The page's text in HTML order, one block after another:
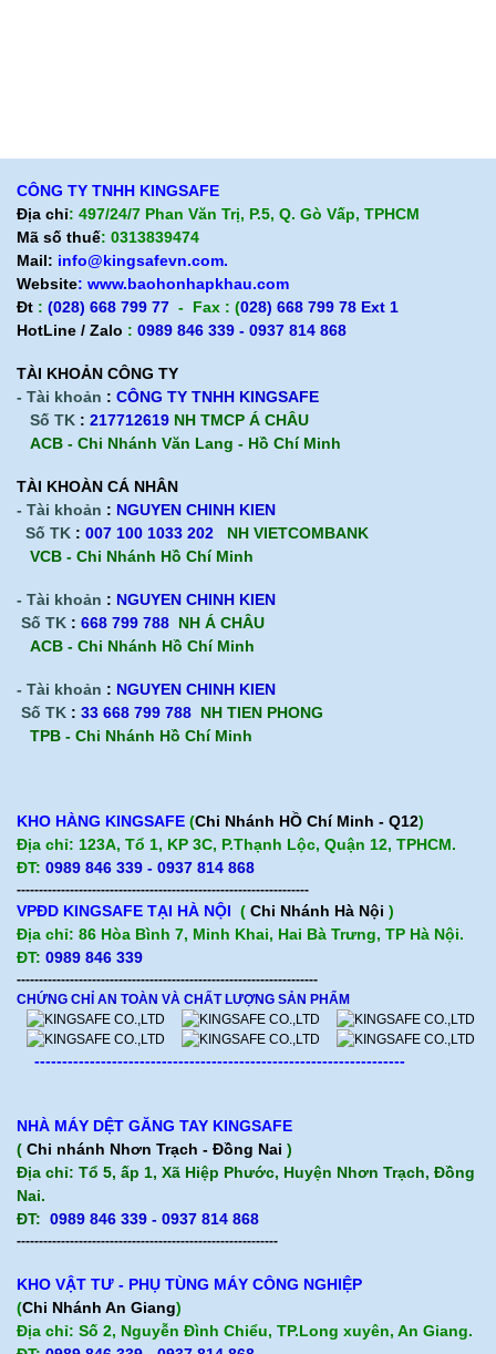
CÔNG TY TNHH KINGSAFE
Địa chỉ: 497/24/7 Phan Văn Trị, P.5, Q. Gò Vấp, TPHCM
Mã số thuế: 0313839474
Mail: info@kingsafevn.com.
Website: www.baohonhapkhau.com
Đt : (028) 668 799 77 - Fax : (028) 668 799 78 Ext 1
HotLine / Zalo : 0989 846 339 - 0937 814 868
TÀI KHOẢN CÔNG TY
- Tài khoản : CÔNG TY TNHH KINGSAFE
Số TK : 217712619 NH TMCP Á CHÂU
ACB - Chi Nhánh Văn Lang - Hồ Chí Minh
TÀI KHOÀN CÁ NHÂN
- Tài khoản : NGUYEN CHINH KIEN
Số TK : 007 100 1033 202
NH VIETCOMBANK
VCB - Chi Nhánh Hồ Chí Minh
- Tài khoản : NGUYEN CHINH KIEN
Số TK : 668 799 788 NH Á CHÂU
ACB - Chi Nhánh Hồ Chí Minh
- Tài khoản : NGUYEN CHINH KIEN
Số TK : 33 668 799 788 NH TIEN PHONG
TPB - Chi Nhánh Hồ Chí Minh
KHO HÀNG KINGSAFE (Chi Nhánh HỒ Chí Minh - Q12)
Địa chỉ: 123A, Tổ 1, KP 3C, P.Thạnh Lộc, Quận 12, TPHCM.
ĐT: 0989 846 339 - 0937 814 868
------------------------------------------------------------------
VPĐD KINGSAFE TẠI HÀ NỘI ( Chi Nhánh Hà Nội )
Địa chỉ: 86 Hòa Bình 7, Minh Khai, Hai Bà Trưng, TP Hà Nội.
ĐT: 0989 846 339
--------------------------------------------------------------------
CHỨNG CHỈ AN TOÀN VÀ CHẤT LƯỢNG SẢN PHẨM
-------------------------------------------------------------------
NHÀ MÁY DỆT GĂNG TAY KINGSAFE
( Chi nhánh Nhơn Trạch - Đồng Nai )
Địa chỉ: Tổ 5, ấp 1, Xã Hiệp Phước, Huyện Nhơn Trạch, Đồng
Nai.
ĐT: 0989 846 339 - 0937 814 868
-----------------------------------------------------------
KHO VẬT TƯ - PHỤ TÙNG MÁY CÔNG NGHIỆP
(Chi Nhánh An Giang)
Địa chỉ: Số 2, Nguyễn Đình Chiểu, TP.Long xuyên, An Giang.